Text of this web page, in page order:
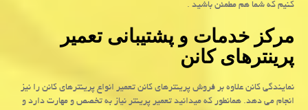
کنیم که شما هم مطمئن باشید .
مرکز خدمات و پشتیبانی تعمیر
پرینترهای کانن
نمایندگی کانن علاوه بر فروش پرینترهای کانن تعمیر انواع پرینترهای کانن را نیز
انجام می دهد. همانطور که میدانید تعمیر پرینتر نیاز به تخصص و مهارت دارد و